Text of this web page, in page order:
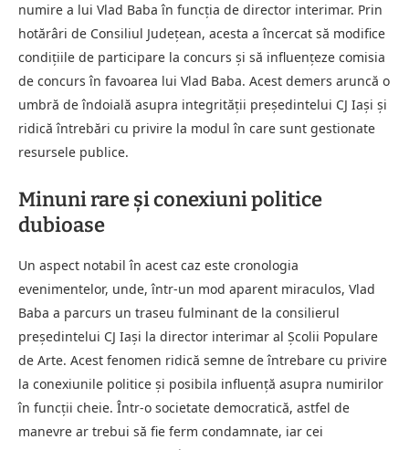
numire a lui Vlad Baba în funcția de director interimar. Prin
hotărâri de Consiliul Județean, acesta a încercat să modifice
condițiile de participare la concurs și să influențeze comisia
de concurs în favoarea lui Vlad Baba. Acest demers aruncă o
umbră de îndoială asupra integrității președintelui CJ Iași și
ridică întrebări cu privire la modul în care sunt gestionate
resursele publice.
Minuni rare și conexiuni politice
dubioase
Un aspect notabil în acest caz este cronologia
evenimentelor, unde, într-un mod aparent miraculos, Vlad
Baba a parcurs un traseu fulminant de la consilierul
președintelui CJ Iași la director interimar al Școlii Populare
de Arte. Acest fenomen ridică semne de întrebare cu privire
la conexiunile politice și posibila influență asupra numirilor
în funcții cheie. Într-o societate democratică, astfel de
manevre ar trebui să fie ferm condamnate, iar cei